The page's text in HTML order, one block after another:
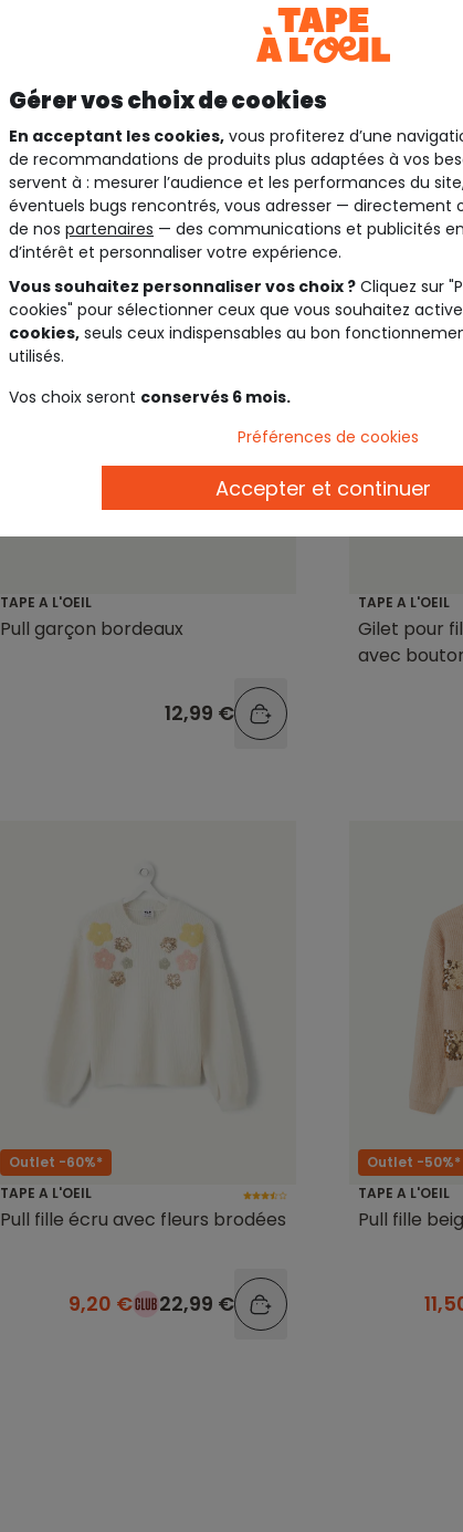
Sweat garçon noir imprimé noël
TAPE A L'OEIL
Robe
blanc avec
TAPE A L'OEIL
Pull garçon bordeaux
12,99 €
TAPE A L'OEIL
Gilet pour
avec
Outlet -60%*
TAPE A L'OEIL
Pull fille écru avec fleurs brodées
9,20 € 22,99 €
Outlet -50%*
TAPE A L'OEIL
Pull fille
Gérer vos choix de cookies
En acceptant les cookies, vous profiterez d’une
de recommandations de produits plus adaptées à vos
servent à : mesurer l’audience et les performances du
éventuels bugs rencontrés, vous adresser — directement
de nos partenaires — des communications et publicités
d’intérêt et personnaliser votre expérience.
Vous souhaitez personnaliser vos choix ? Cliquez sur
cookies" pour sélectionner ceux que vous souhaitez
cookies, seuls ceux indispensables au bon
utilisés.
Vos choix seront conservés 6 mois.
Préférences de cookies
Accepter et continuer